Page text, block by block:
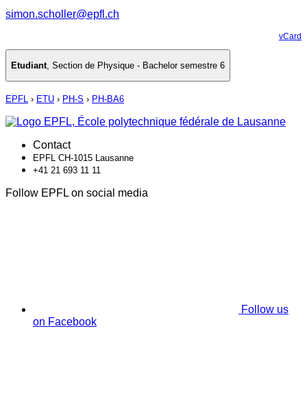
simon.scholler@epfl.ch
vCard
Etudiant, Section de Physique - Bachelor semestre 6
EPFL › ETU › PH-S › PH-BA6
Contact
EPFL CH-1015 Lausanne
+41 21 693 11 11
Follow EPFL on social media
Follow us
on Facebook